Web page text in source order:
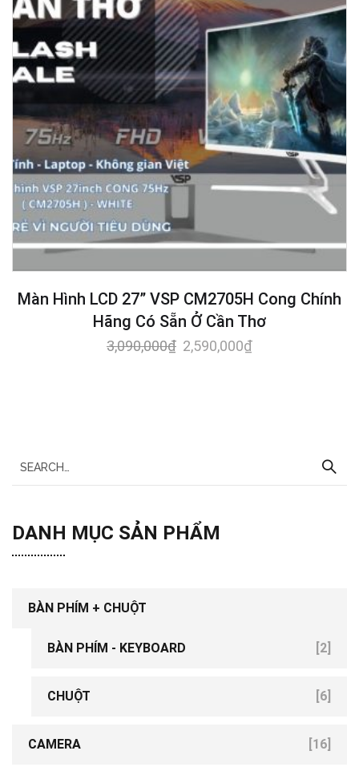
Màn Hình LCD 27” VSP CM2705H Cong Chính
Hãng Có Sẵn Ở Cần Thơ
3,090,000₫ 2,590,000₫
DANH MỤC SẢN PHẨM
BÀN PHÍM + CHUỘT
[9]
BÀN PHÍM - KEYBOARD [2]
CHUỘT [6]
CAMERA [16]